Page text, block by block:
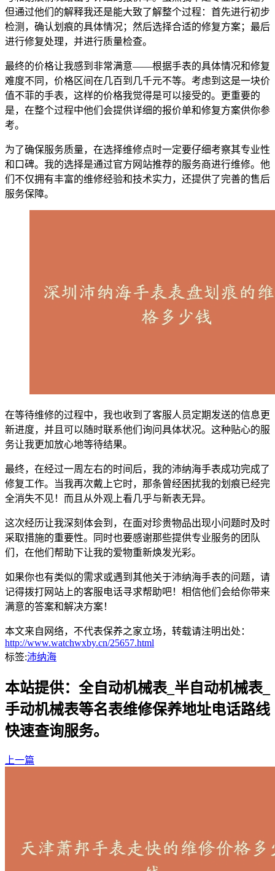
但通过他们的解释我还是能大致了解整个过程：首先进行初步
检测，确认划痕的具体情况；然后选择合适的修复方案；最后
进行修复处理，并进行质量检查。
最终的价格让我感到非常满意——根据手表的具体情况和修复
难度不同，价格区间在几百到几千元不等。考虑到这是一块价
值不菲的手表，这样的价格我觉得是可以接受的。更重要的
是，在整个过程中他们会提供详细的报价单和修复方案供你参
考。
为了确保服务质量，在选择维修点时一定要仔细考察其专业性
和口碑。我的选择是通过官方网站推荐的服务商进行维修。他
们不仅拥有丰富的维修经验和技术实力，还提供了完善的售后
服务保障。
在等待维修的过程中，我也收到了客服人员定期发送的信息更
新进度，并且可以随时联系他们询问具体状况。这种贴心的服
务让我更加放心地等待结果。
最终，在经过一周左右的时间后，我的沛纳海手表成功完成了
修复工作。当我再次戴上它时，那条曾经困扰我的划痕已经完
全消失不见！而且从外观上看几乎与新表无异。
这次经历让我深刻体会到，在面对珍贵物品出现小问题时及时
采取措施的重要性。同时也要感谢那些提供专业服务的团队
们，在他们帮助下让我的爱物重新焕发光彩。
如果你也有类似的需求或遇到其他关于沛纳海手表的问题，请
记得拨打网站上的客服电话寻求帮助吧！相信他们会给你带来
满意的答案和解决方案！
本文来自网络，不代表保养之家立场，转载请注明出处：
http://www.watchwxby.cn/25657.html
标签:沛纳海
本站提供：全自动机械表_半自动机械表_
手动机械表等名表维修保养地址电话路线
快速查询服务。
上一篇